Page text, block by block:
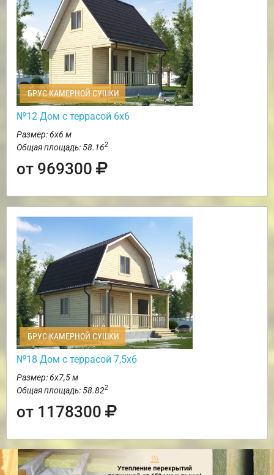
БРУС КАМЕРНОЙ СУШКИ
№12 Дом с террасой 6х6
Размер: 6х6 м
Общая площадь: 58.162
от 969300
БРУС КАМЕРНОЙ СУШКИ
№18 Дом с террасой 7,5х6
Размер: 6х7,5 м
Общая площадь: 58.822
от 1178300